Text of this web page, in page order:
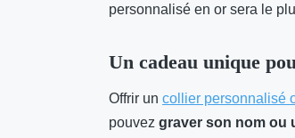
personnalisé en or sera le
Un cadeau unique
Offrir un collier personnalisé
pouvez graver son nom ou